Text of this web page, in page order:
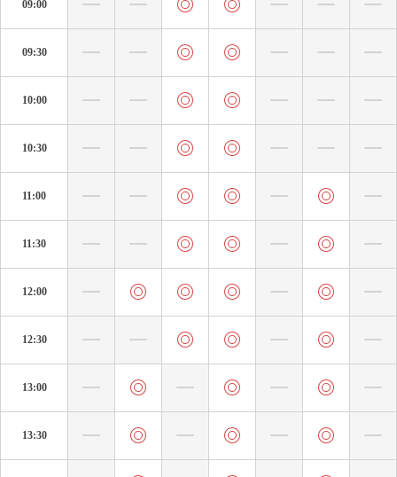
09:00
09:30
10:00
10:30
11:00
11:30
12:00
12:30
13:00
13:30